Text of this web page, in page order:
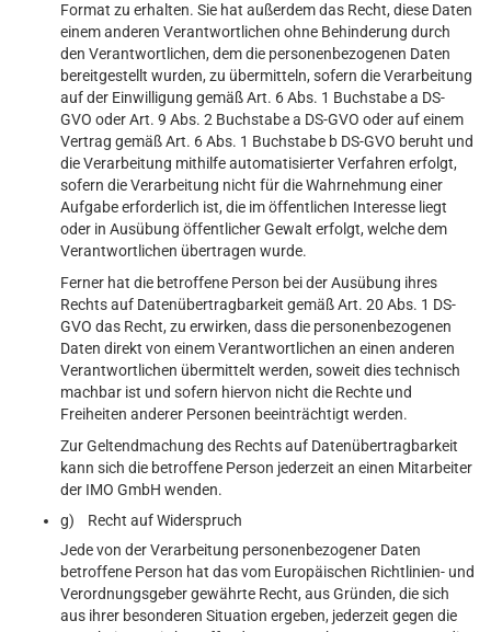
Format zu erhalten. Sie hat außerdem das Recht, diese Daten
einem anderen Verantwortlichen ohne Behinderung durch
den Verantwortlichen, dem die personenbezogenen Daten
bereitgestellt wurden, zu übermitteln, sofern die Verarbeitung
auf der Einwilligung gemäß Art. 6 Abs. 1 Buchstabe a DS-
GVO oder Art. 9 Abs. 2 Buchstabe a DS-GVO oder auf einem
Vertrag gemäß Art. 6 Abs. 1 Buchstabe b DS-GVO beruht und
die Verarbeitung mithilfe automatisierter Verfahren erfolgt,
sofern die Verarbeitung nicht für die Wahrnehmung einer
Aufgabe erforderlich ist, die im öffentlichen Interesse liegt
oder in Ausübung öffentlicher Gewalt erfolgt, welche dem
Verantwortlichen übertragen wurde.
Ferner hat die betroffene Person bei der Ausübung ihres
Rechts auf Datenübertragbarkeit gemäß Art. 20 Abs. 1 DS-
GVO das Recht, zu erwirken, dass die personenbezogenen
Daten direkt von einem Verantwortlichen an einen anderen
Verantwortlichen übermittelt werden, soweit dies technisch
machbar ist und sofern hiervon nicht die Rechte und
Freiheiten anderer Personen beeinträchtigt werden.
Zur Geltendmachung des Rechts auf Datenübertragbarkeit
kann sich die betroffene Person jederzeit an einen Mitarbeiter
der IMO GmbH wenden.
g) Recht auf Widerspruch
Jede von der Verarbeitung personenbezogener Daten
betroffene Person hat das vom Europäischen Richtlinien- und
Verordnungsgeber gewährte Recht, aus Gründen, die sich
aus ihrer besonderen Situation ergeben, jederzeit gegen die